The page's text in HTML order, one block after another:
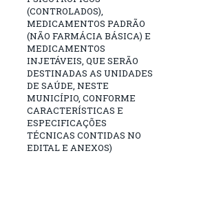
(CONTROLADOS),
MEDICAMENTOS PADRÃO
(NÃO FARMÁCIA BÁSICA) E
MEDICAMENTOS
INJETÁVEIS, QUE SERÃO
DESTINADAS AS UNIDADES
DE SAÚDE, NESTE
MUNICÍPIO, CONFORME
CARACTERÍSTICAS E
ESPECIFICAÇÕES
TÉCNICAS CONTIDAS NO
EDITAL E ANEXOS)